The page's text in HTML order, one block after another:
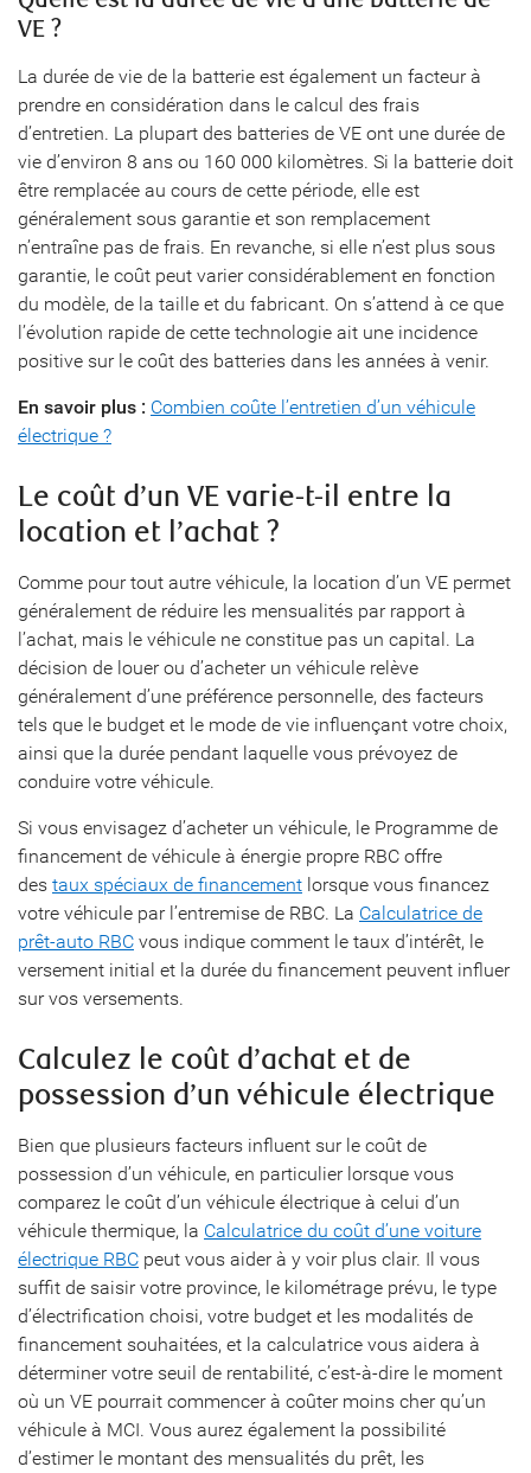
VE ?
La durée de vie de la batterie est également un facteur à
prendre en considération dans le calcul des frais
d’entretien. La plupart des batteries de VE ont une durée de
vie d’environ 8 ans ou 160 000 kilomètres. Si la batterie doit
être remplacée au cours de cette période, elle est
généralement sous garantie et son remplacement
n’entraîne pas de frais. En revanche, si elle n’est plus sous
garantie, le coût peut varier considérablement en fonction
du modèle, de la taille et du fabricant. On s’attend à ce que
l’évolution rapide de cette technologie ait une incidence
positive sur le coût des batteries dans les années à venir.
En savoir plus : Combien coûte l’entretien d’un véhicule
électrique ?
Le coût d’un VE varie-t-il entre la
location et l’achat ?
Comme pour tout autre véhicule, la location d’un VE permet
généralement de réduire les mensualités par rapport à
l’achat, mais le véhicule ne constitue pas un capital. La
décision de louer ou d’acheter un véhicule relève
généralement d’une préférence personnelle, des facteurs
tels que le budget et le mode de vie influençant votre choix,
ainsi que la durée pendant laquelle vous prévoyez de
conduire votre véhicule.
Si vous envisagez d’acheter un véhicule, le Programme de
financement de véhicule à énergie propre RBC offre
des taux spéciaux de financement lorsque vous financez
votre véhicule par l’entremise de RBC. La Calculatrice de
prêt-auto RBC vous indique comment le taux d’intérêt, le
versement initial et la durée du financement peuvent influer
sur vos versements.
Calculez le coût d’achat et de
possession d’un véhicule électrique
Bien que plusieurs facteurs influent sur le coût de
possession d’un véhicule, en particulier lorsque vous
comparez le coût d’un véhicule électrique à celui d’un
véhicule thermique, la Calculatrice du coût d’une voiture
électrique RBC peut vous aider à y voir plus clair. Il vous
suffit de saisir votre province, le kilométrage prévu, le type
d’électrification choisi, votre budget et les modalités de
financement souhaitées, et la calculatrice vous aidera à
déterminer votre seuil de rentabilité, c’est-à-dire le moment
où un VE pourrait commencer à coûter moins cher qu’un
véhicule à MCI. Vous aurez également la possibilité
d’estimer le montant des mensualités du prêt, les